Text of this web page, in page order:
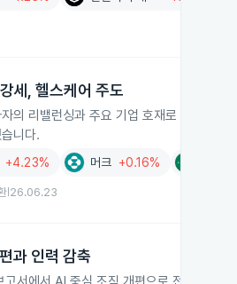
세, 헬스케어 주도
의 리밸런싱과 주요 기업 호재로 비기술
니다.
+4.23% 머크 +0.16%
| 26.06.23
과 인력 감축